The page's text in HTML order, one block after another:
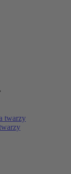
twarzy